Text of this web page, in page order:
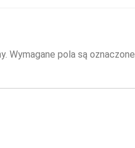
Wymagane pola są oznaczone